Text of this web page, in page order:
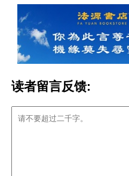
读者留言反馈: